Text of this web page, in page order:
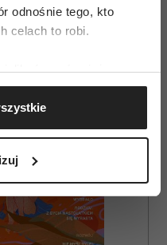
odnośnie tego, kto
celach to robi.
również:
Twojej lokalizacji
nawet do kilku metrów
aktywnie
odcisk palca)
własne preferencje w
plików cookie możesz